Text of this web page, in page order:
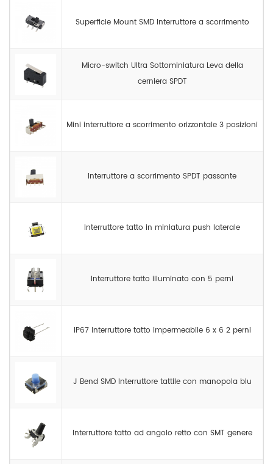
Superficie Mount SMD Interruttore a scorrimento
Micro-switch Ultra Sottominiatura Leva della
cerniera SPDT
Mini interruttore a scorrimento orizzontale 3 posizioni
Interruttore a scorrimento SPDT passante
Interruttore tatto in miniatura push laterale
Interruttore tatto illuminato con 5 perni
IP67 Interruttore tatto impermeabile 6 x 6 2 perni
J Bend SMD Interruttore tattile con manopola blu
Interruttore tatto ad angolo retto con SMT genere